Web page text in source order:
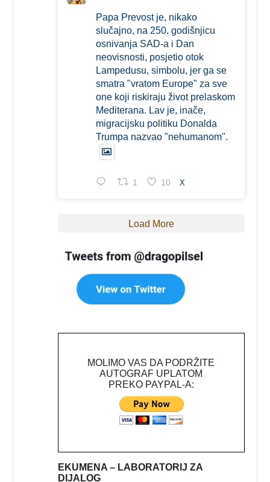
Papa Prevost je, nikako
slučajno, na 250. godišnjicu
osnivanja SAD-a i Dan
neovisnosti, posjetio otok
Lampedusu, simbolu, jer ga se
smatra "vratom Europe" za sve
one koji riskiraju život prelaskom
Mediterana. Lav je, inače,
migracijsku politiku Donalda
Trumpa nazvao "nehumanom".
1 10 X
Load More
MOLIMO VAS DA PODRŽITE
AUTOGRAF UPLATOM
PREKO PAYPAL-A:
EKUMENA – LABORATORIJ ZA
DIJALOG